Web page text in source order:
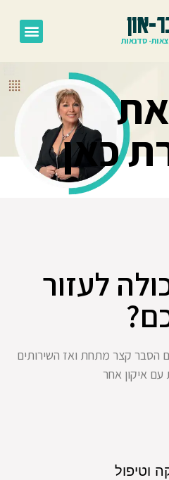
און
סדנאות
כאן
לעזור
הסבר קצר מתחת ואז השירותים
איקון אחר
וטיפול